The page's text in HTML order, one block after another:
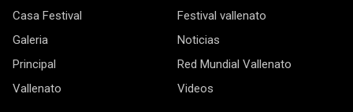
Casa Festival
Festival vallenato
Galeria
Noticias
Principal
Red Mundial Vallenato
Vallenato
Videos